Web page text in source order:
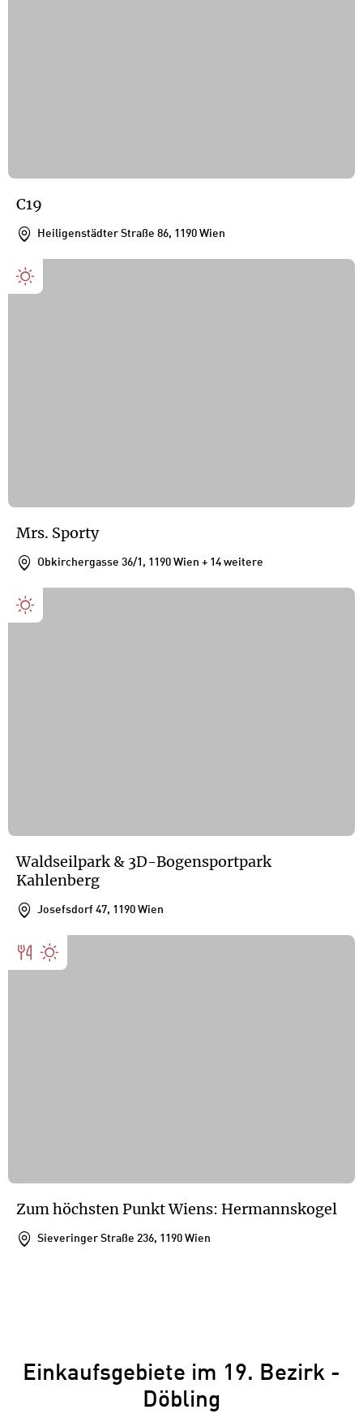
C19
Heiligenstädter Straße 86, 1190 Wien
Mrs. Sporty
Obkirchergasse 36/1, 1190 Wien + 14 weitere
Waldseilpark & 3D-Bogensportpark
Kahlenberg
Josefsdorf 47, 1190 Wien
Zum höchsten Punkt Wiens: Hermannskogel
Sieveringer Straße 236, 1190 Wien
Einkaufsgebiete im 19. Bezirk -
Döbling